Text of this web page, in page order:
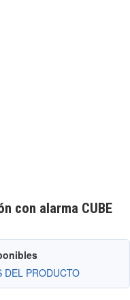
con alarma CUBE
DEL PRODUCTO